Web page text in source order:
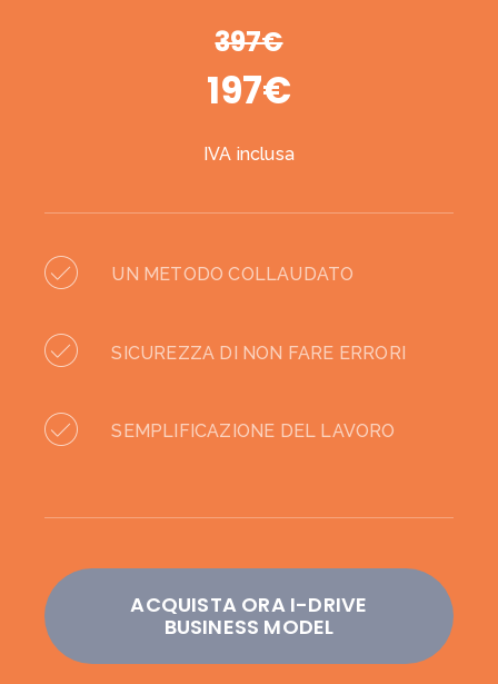
397€
197€
IVA inclusa
UN METODO COLLAUDATO
SICUREZZA DI NON FARE ERRORI
SEMPLIFICAZIONE DEL LAVORO
ACQUISTA ORA I-DRIVE
BUSINESS MODEL